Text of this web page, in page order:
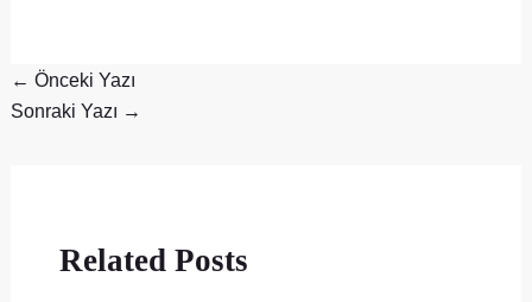
← Önceki Yazı
Sonraki Yazı →
Related Posts